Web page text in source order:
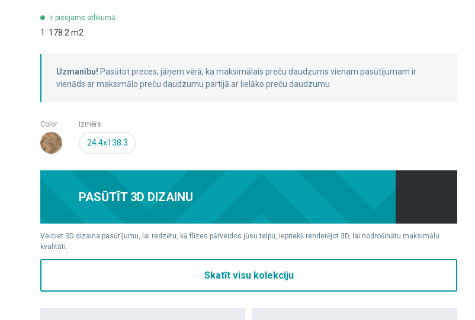
Ir pieejams atlikumā
1: 178.2 m2
Uzmanību! Pasūtot preces, jāņem vērā, ka maksimālais preču daudzums vienam pasūtījumam ir
vienāds ar maksimālo preču daudzumu partijā ar lielāko preču daudzumu
Color Izmērs
24.4x138.3
PASŪTĪT 3D DIZAINU
Veiciet 3D dizaina pasūtījumu, lai redzētu, kā flīzes pārveidos jūsu telpu, iepriekš renderējot 3D, lai nodrošinātu maksimālu
kvalitāti.
Skatīt visu kolekciju